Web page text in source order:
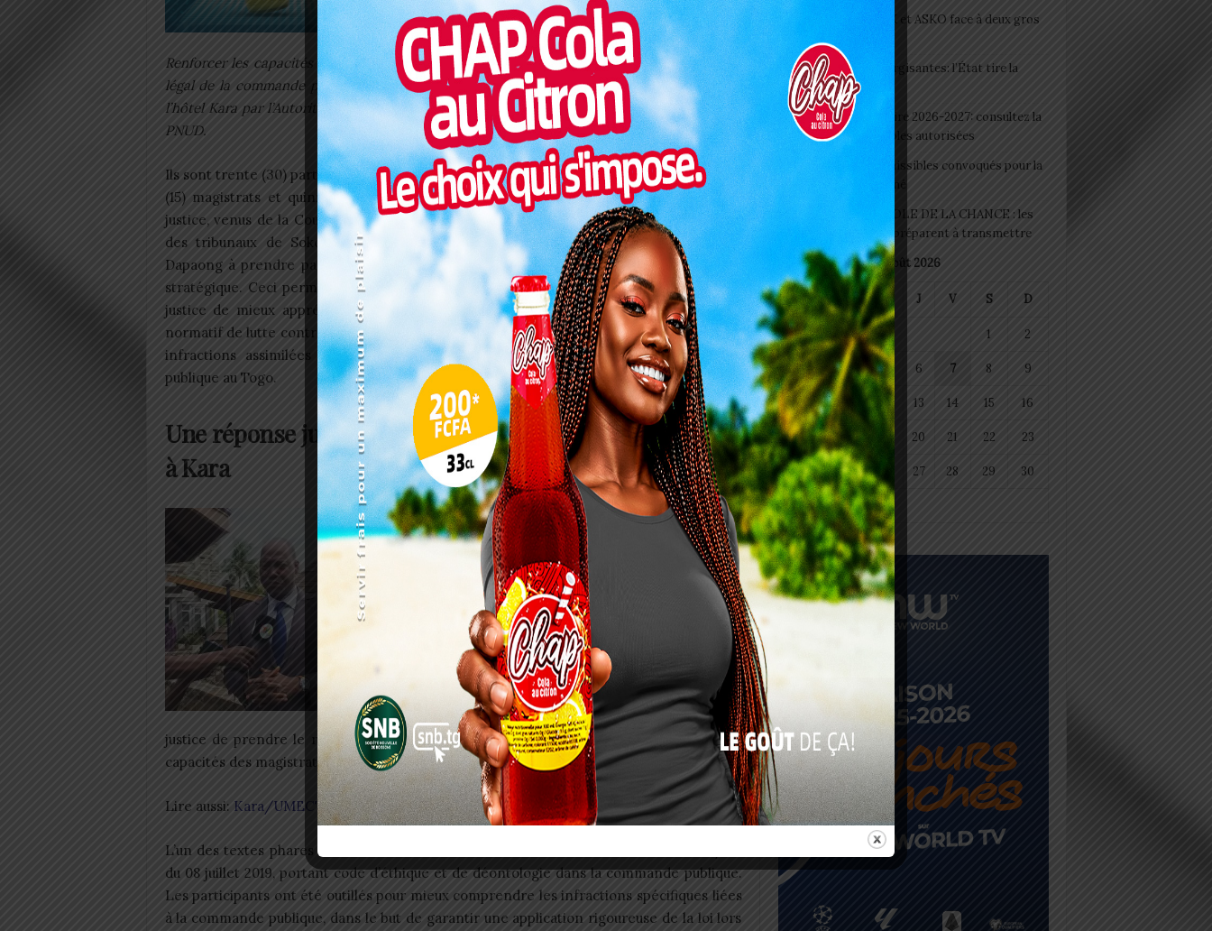
Renforcer les capacités des magistrats et auxiliaires de justice dans l’application du cadre
légal de la commande publique. Tel est l’objectif de la formation lancée ce 26 juin 2025 à
l’hôtel Kara par l’Autorité de régulation de la commande publique (ARCOP), avec l’appui du
PNUD.
Ils sont trente (30) participants, dont quinze
(15) magistrats et quinze (15) auxiliaires de
justice, venus de la Cour d’appel de Kara et
des tribunaux de Sokodé, de Kara et de
Dapaong à prendre part à cette formation
stratégique. Ceci permettra aux acteurs de
justice de mieux appréhender le dispositif
normatif de lutte contre la corruption et les
infractions assimilées dans la commande
publique au Togo.
Une réponse judiciaire plus efficace contre la corruption
à Kara
« Les marchés publics se retrouvent en
général au carrefour du droit de la
commande publique et de l’efficacité
économique », a déclaré Aftar Touré
MOROU, Directeur Général de l’ARCOP. Il a
souligné l’importance de cette formation
dans un contexte où les décisions du Comité
de règlement des différends (CRD) peuvent
être déférées devant les juridictions
compétentes. « C’est aux acteurs de la
justice de prendre le relai », a-t-il insisté, justifiant ainsi la nécessité de renforcer les
capacités des magistrats et auxiliaires de justice sur les textes en vigueur.
Lire aussi: Kara/UMECTO : 15ème assemblée générale de la mutuelle DAGNIM
L’un des textes phares abordés au cours de cette session est le décret n° 2019-097/PR
du 08 juillet 2019, portant code d’éthique et de déontologie dans la commande publique.
Les participants ont été outillés pour mieux comprendre les infractions spécifiques liées
à la commande publique, dans le but de garantir une application rigoureuse de la loi lors
Interclubs CAF: ASCK et ASKO face à deux gros
morceaux
Togo/ Boissons énergisantes: l’État tire la
sonnette d’alarme
Togo/ Rentrée scolaire 2026-2027: consultez la
liste officielle des écoles autorisées
ESSAL 2026 : les admissibles convoqués pour la
visite médicale à Lomé
SWEDD+ Togo / ECOLE DE LA CHANCE : les
maitres-artisans se préparent à transmettre
août 2026
L M M J V S D
1 2
3 4 5 6 7 8 9
10 11 12 13 14 15 16
17 18 20 21 22 23
24 25 26 27 28 29 30
31
« Juil